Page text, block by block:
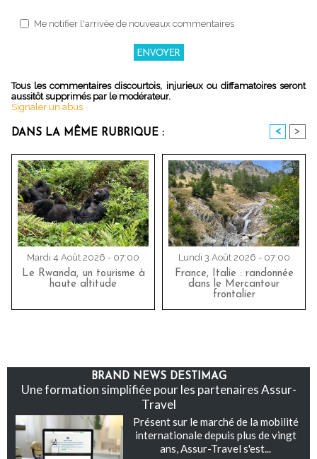
Me notifier l'arrivée de nouveaux commentaires
Tous les commentaires discourtois, injurieux ou diffamatoires seront
aussitôt supprimés par le modérateur.
Signaler un abus
DANS LA MÊME RUBRIQUE : < >
Mardi 4 Août 2026 - 07:00
Le Rwanda, un tourisme à
haute altitude
Lundi 3 Août 2026 - 07:00
France, Italie : randonnée
dans le Mercantour
frontalier
BRAND NEWS DESTIMAG
Une formation simplifiée pour les partenaires Assur-
Travel
Présent sur le marché de la mobilité
internationale depuis plus de vingt
ans, Assur-Travel s'est...